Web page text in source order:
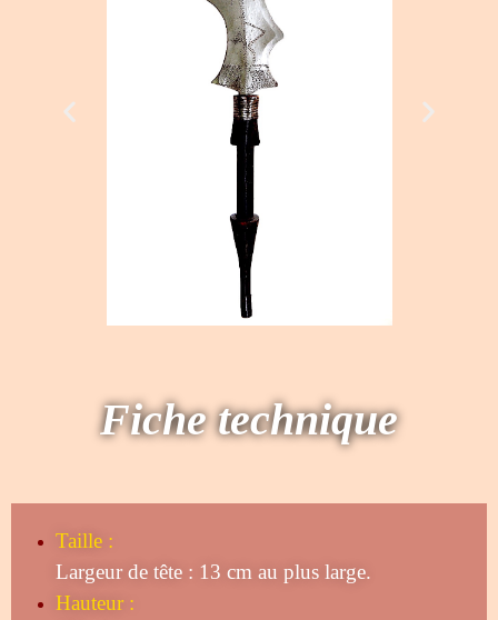
Fiche technique
Taille :
Largeur de tête : 13 cm au plus large.
Hauteur :